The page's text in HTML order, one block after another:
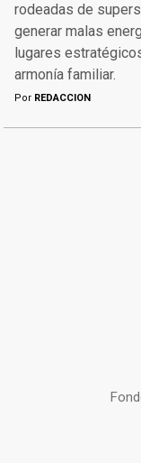
rodeadas de
generar malas
lugares
armonía familiar.
Por REDACCION